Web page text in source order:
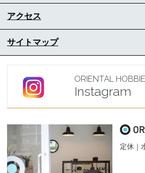
アクセス
サイトマップ
ORIENTAL
Instagram
定休｜